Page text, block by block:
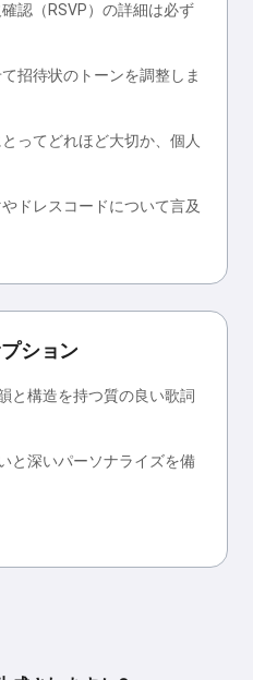
認（RSVP）の詳細は必ず
招待状のトーンを調整しま
ってどれほど大切か、個人
ドレスコードについて言及
ション
と構造を持つ質の良い歌詞
と深いパーソナライズを備